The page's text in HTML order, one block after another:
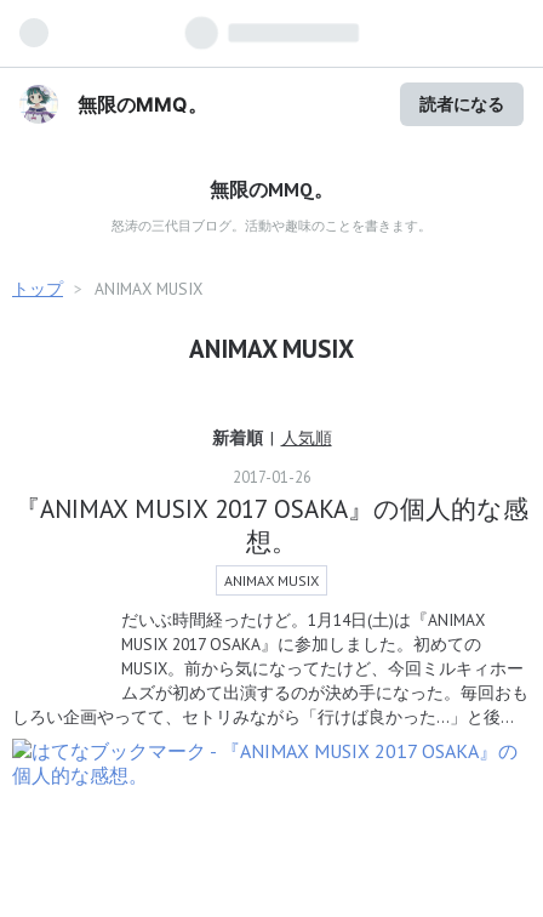
無限のMMQ。 読者になる
無限のMMQ。
怒涛の三代目ブログ。活動や趣味のことを書きます。
トップ > ANIMAX MUSIX
ANIMAX MUSIX
新着順 人気順
2017-01-26
『ANIMAX MUSIX 2017 OSAKA』の個人的な感
想。
ANIMAX MUSIX
だいぶ時間経ったけど。1月14日(土)は『ANIMAX
MUSIX 2017 OSAKA』に参加しました。初めての
MUSIX。前から気になってたけど、今回ミルキィホー
ムズが初めて出演するのが決め手になった。毎回おも
しろい企画やってて、セトリみながら「行けば良かった…」と後…